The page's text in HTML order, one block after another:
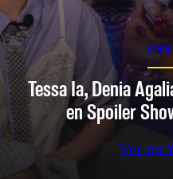
Tessa Ia, Denia
en Spoiler
Ver en